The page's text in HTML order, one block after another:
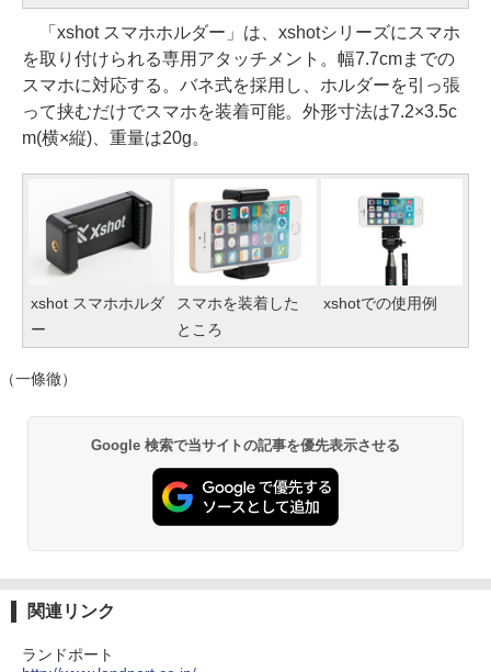
「xshot スマホホルダー」は、xshotシリーズにスマホ
を取り付けられる専用アタッチメント。幅7.7cmまでの
スマホに対応する。バネ式を採用し、ホルダーを引っ張
って挟むだけでスマホを装着可能。外形寸法は7.2×3.5c
m(横×縦)、重量は20g。
xshot スマホホルダ
ー
スマホを装着した
ところ
xshotでの使用例
（一條徹）
Google 検索で当サイトの記事を優先表示させる
関連リンク
ランドポート